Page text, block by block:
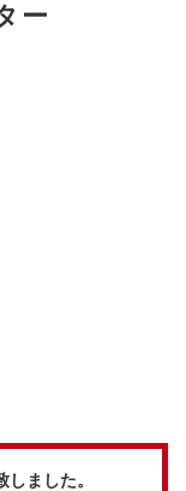
ー
ました。